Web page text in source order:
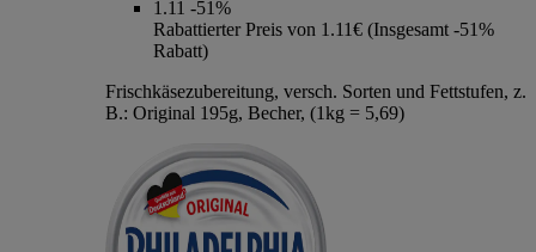
1.11 -51%
Rabattierter Preis von 1.11€ (Insgesamt -51%
Rabatt)
Frischkäsezubereitung, versch. Sorten und Fettstufen, z.
B.: Original 195g, Becher, (1kg = 5,69)